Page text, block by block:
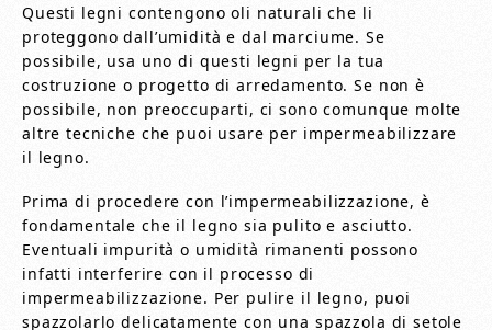
Questi legni contengono oli naturali che li
proteggono dall’umidità e dal marciume. Se
possibile, usa uno di questi legni per la tua
costruzione o progetto di arredamento. Se non è
possibile, non preoccuparti, ci sono comunque molte
altre tecniche che puoi usare per impermeabilizzare
il legno.
Prima di procedere con l’impermeabilizzazione, è
fondamentale che il legno sia pulito e asciutto.
Eventuali impurità o umidità rimanenti possono
infatti interferire con il processo di
impermeabilizzazione. Per pulire il legno, puoi
spazzolarlo delicatamente con una spazzola di setole